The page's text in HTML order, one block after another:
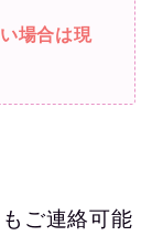
場合は現
ご連絡可能